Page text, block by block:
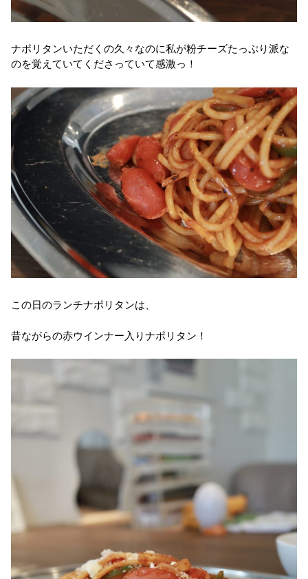
ナポリタンいただくの久々なのに私が粉チーズたっぷり派な
のを覚えていてくださっていて感激っ！
この日のランチナポリタンは、
昔ながらの赤ウインナー入りナポリタン！